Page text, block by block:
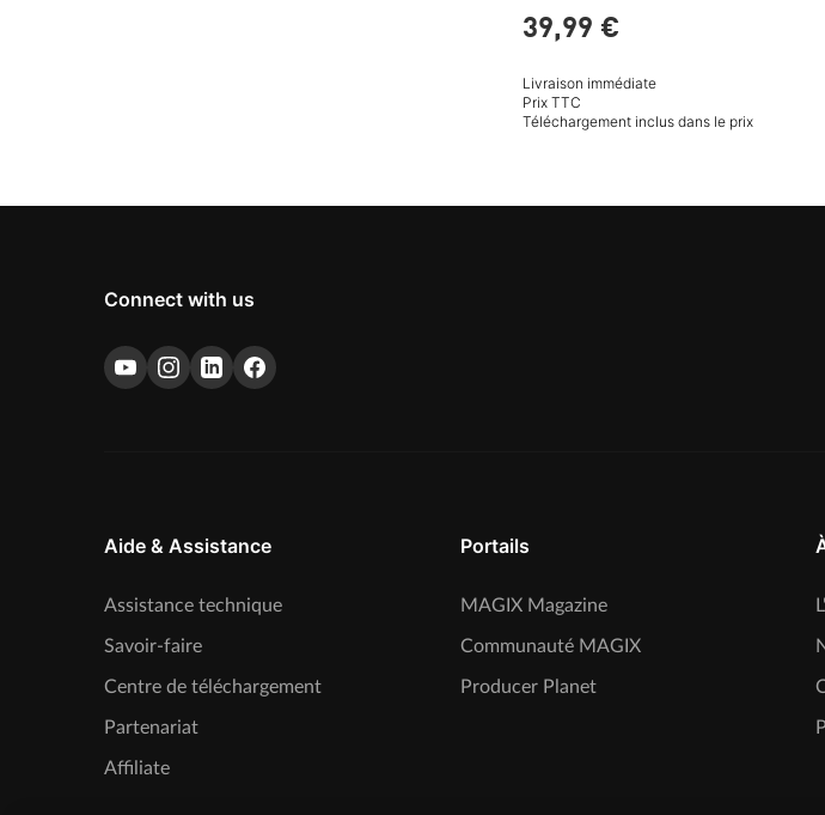
39,99 €
Livraison immédiate
Prix TTC
Téléchargement inclus dans le prix
Connect with us
Aide & Assistance
Assistance technique
Savoir-faire
Centre de téléchargement
Partenariat
Affiliate
Portails
MAGIX Magazine
Communauté MAGIX
Producer Planet